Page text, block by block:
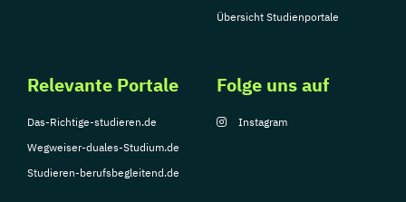
Übersicht Studienportale
Relevante Portale
Das-Richtige-studieren.de
Wegweiser-duales-Studium.de
Studieren-berufsbegleitend.de
Folge uns auf
Instagram